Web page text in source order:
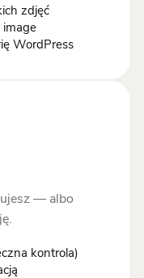
zdjęć
image
WordPress
— albo
kontrola)